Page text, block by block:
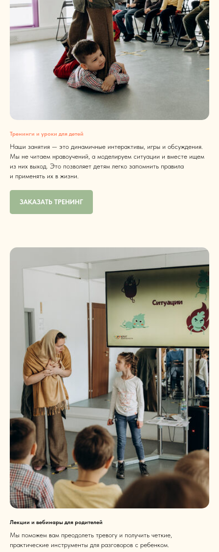
Тренинги и уроки для детей
Наши занятия — это динамичные интерактивы, игры и обсуждения.
Мы не читаем нравоучений, а моделируем ситуации и вместе ищем
из них выход. Это позволяет детям легко запомнить правила
и применять их в жизни.
ЗАКАЗАТЬ ТРЕНИНГ
Лекции и вебинары для родителей
Мы поможем вам преодолеть тревогу и получить четкие,
практические инструменты для разговоров с ребенком.